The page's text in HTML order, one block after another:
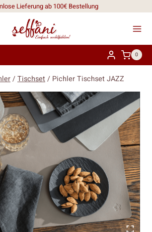
Lieferung ab 100€ Bestellung
0
/Tischset/ Pichler Tischset JAZZ